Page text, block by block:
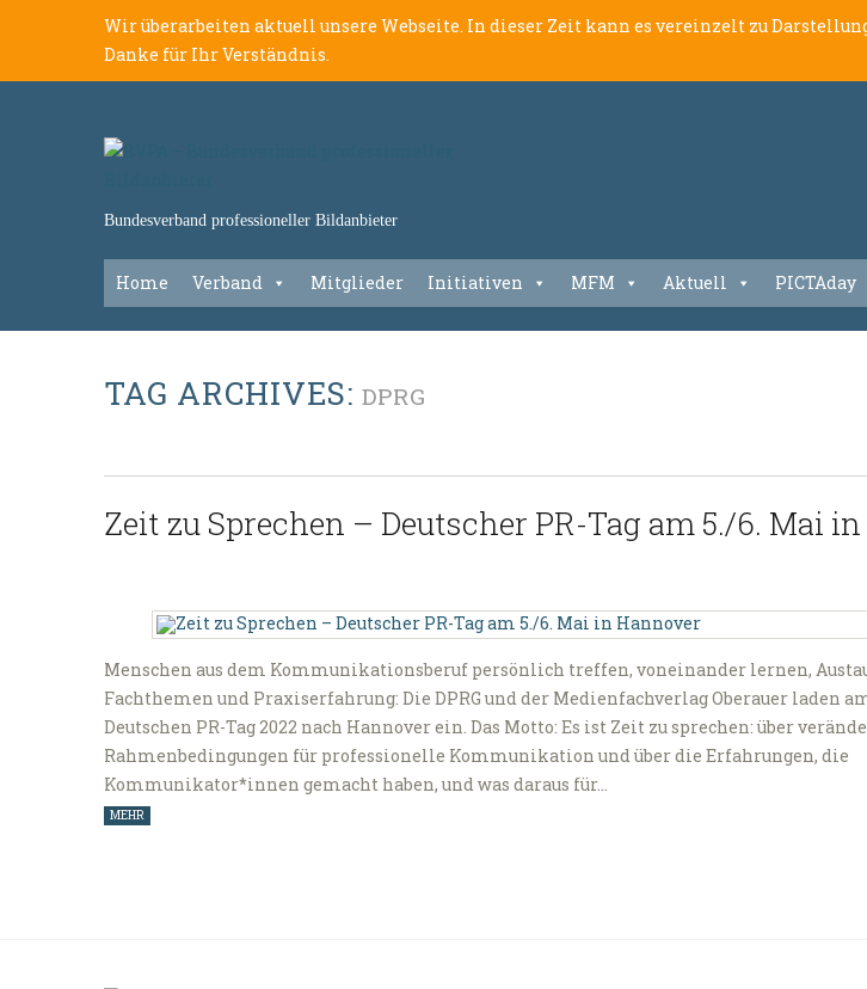
Wir überarbeiten aktuell unsere Webseite. In dieser Zeit kann es vereinzelt zu
Danke für Ihr Verständnis.
Bundesverband professioneller Bildanbieter
Home Verband Mitglieder Initiativen MFM Aktuell PICTAday
TAG ARCHIVES: DPRG
Zeit zu Sprechen – Deutscher PR-Tag am 5./6. Mai
Menschen aus dem Kommunikationsberuf persönlich treffen, voneinander lernen,
Fachthemen und Praxiserfahrung: Die DPRG und der Medienfachverlag Oberauer laden
Deutschen PR-Tag 2022 nach Hannover ein. Das Motto: Es ist Zeit zu sprechen: über
Rahmenbedingungen für professionelle Kommunikation und über die Erfahrungen, die
Kommunikator*innen gemacht haben, und was daraus für…
MEHR